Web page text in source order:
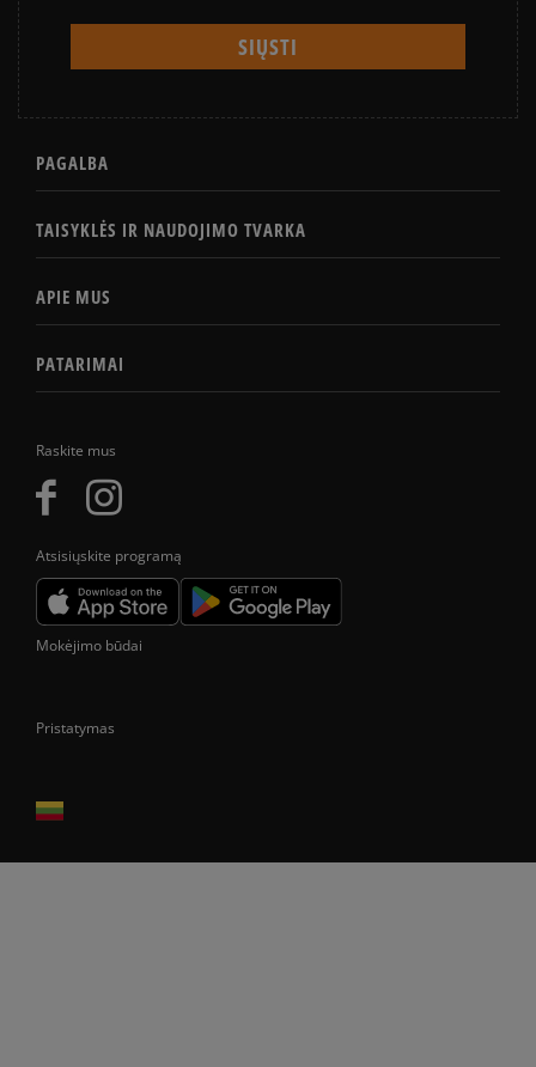
Raskite mus
Atsisiųskite programą
PAGALBA
TAISYKLĖS IR NAUDOJIMO TVARKA
APIE MUS
PATARIMAI
Mokėjimo būdai
Pristatymas